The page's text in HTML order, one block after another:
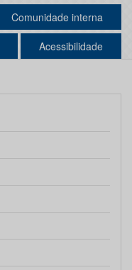
Comunidade interna
Acessibilidade